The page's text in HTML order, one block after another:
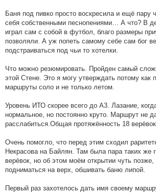
Баня под пивко просто воскресила и ещё пару
себя собственными песнопениями… А что? В
играл сам с собой в футбол, благо размеры
позволяли. А уж попеть самому себе сам бог
подстраиваться под чьи то хотелки.
Что можно резюмировать. Пройден самый
этой Стене. Это я могу утверждать потому как
маршруты соло и не только летом.
Уровень ИТО скорее всего до А3. Лазание,
нормальное, но постоянно круто. Маршрут не
расслабиться.Общая протяжённость 18
Очень помогло, что перед этим сходил
Некрасова на Байлян. Там была пара таких же
верёвок, но об этом моём открытии чуть
подниматься на верх, обшивать баню липой.
Первый раз захотелось дать имя своему